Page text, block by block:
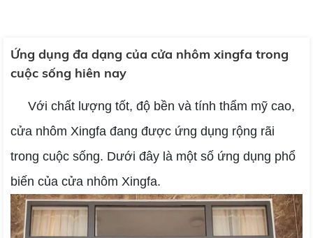
Ứng dụng đa dạng của cửa nhôm xingfa trong
cuộc sống hiên nay
Với chất lượng tốt, độ bền và tính thẩm mỹ cao,
cửa nhôm Xingfa đang được ứng dụng rộng rãi
trong cuộc sống. Dưới đây là một số ứng dụng phổ
biến của cửa nhôm Xingfa.